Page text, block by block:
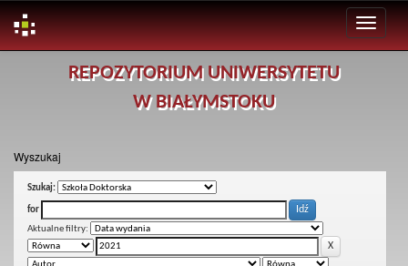
REPOZYTORIUM UNIWERSYTETU
W BIAŁYMSTOKU
Wyszukaj
Szukaj:
for
Aktualne filtry: